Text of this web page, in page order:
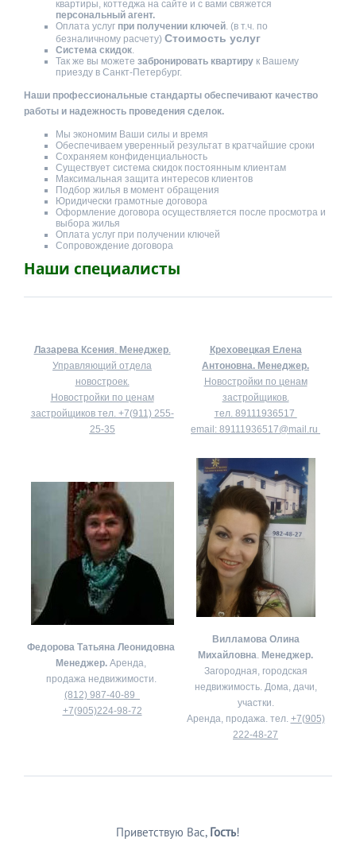
квартиры, коттеджа на сайте и с вами свяжется
персональный агент.
Оплата услуг при получении ключей . (в т.ч. по
безналичному расчету) Стоимость услуг
Система скидок
Так же вы можете забронировать квартиру к Вашему
приезду в Санкт-Петербург.
Наши профессиональные стандарты обеспечивают качество
работы и надежность проведения сделок.
Мы экономим Ваши силы и время
Обеспечиваем уверенный результат в кратчайшие сроки
Сохраняем конфиденциальность
Существует система скидок постоянным клиентам
Максимальная защита интересов клиентов
Подбор жилья в момент обращения
Юридически грамотные договора
Оформление договора осуществляется после просмотра и
выбора жилья
Оплата услуг при получении ключей
Сопровождение договора
Наши специалисты
Лазарева Ксения Менеджер.
Управляющий отдела
новостроек.
Новостройки по ценам
застройщиков тел. +7(911) 255-
25-35
Креховецкая Елена
Антоновна. Менеджер.
Новостройки по ценам
застройщиков.
тел. 89111936517
email: 89111936517@mail.ru
Федорова Татьяна Леонидовна
Менеджер. Аренда,
продажа недвижимости.
(812) 987-40-89
+7(905)224-98-72
Вилламова Олина
Михайловна Менеджер.
Загородная, городская
недвижимость. Дома, дачи,
участки.
Аренда, продажа. тел. +7(905)
222-48-27
Приветствую Вас, Гость!